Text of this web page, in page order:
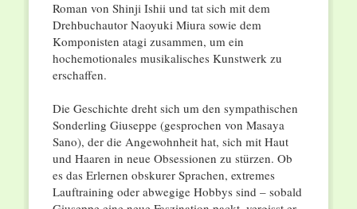
Roman von Shinji Ishii und tat sich mit dem
Drehbuchautor Naoyuki Miura sowie dem
Komponisten atagi zusammen, um ein
hochemotionales musikalisches Kunstwerk zu
erschaffen.
Die Geschichte dreht sich um den sympathischen
Sonderling Giuseppe (gesprochen von Masaya
Sano), der die Angewohnheit hat, sich mit Haut
und Haaren in neue Obsessionen zu stürzen. Ob
es das Erlernen obskurer Sprachen, extremes
Lauftraining oder abwegige Hobbys sind – sobald